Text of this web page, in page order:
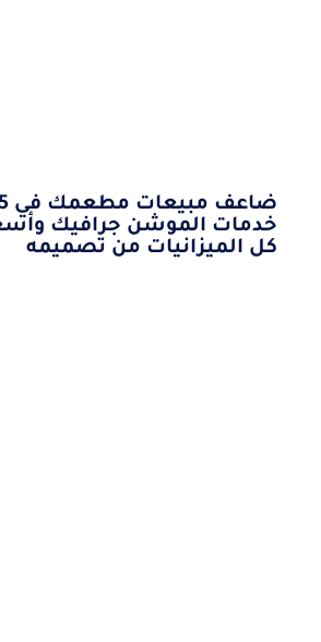
خدمات الموشن جرافيك
كل الميزانيات من تصميمه